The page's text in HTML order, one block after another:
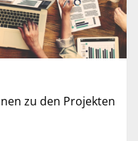
zu den Projekten